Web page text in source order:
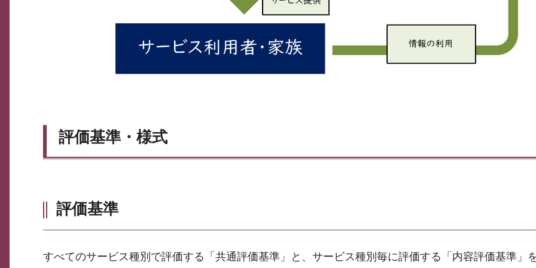
評価基準・様式
評価基準
すべてのサービス種別で評価する「共通評価基準」と、サービス種別毎に評価する「内容評価基準」